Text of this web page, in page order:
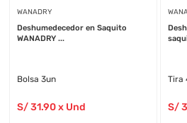
WANADRY
Deshumedecedor en Saquito
WANADRY ...
Bolsa 3un
S/31.90 x Und
Tira
S/